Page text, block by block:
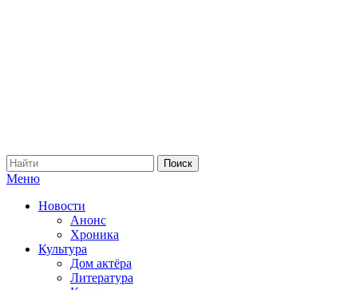
Меню
Новости
Анонс
Хроника
Культура
Дом актёра
Литература